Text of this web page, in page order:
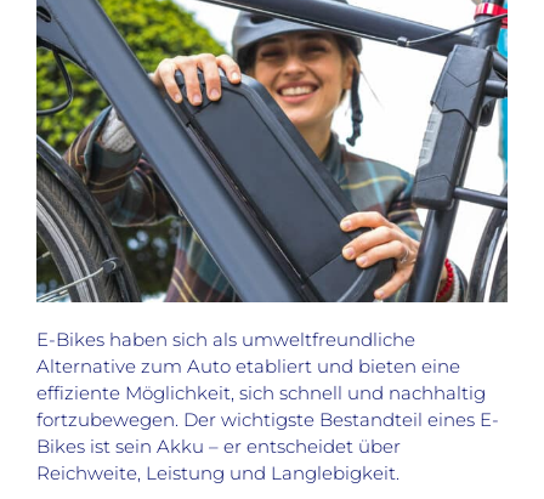
E-Bikes haben sich als umweltfreundliche
Alternative zum Auto etabliert und bieten eine
effiziente Möglichkeit, sich schnell und nachhaltig
fortzubewegen. Der wichtigste Bestandteil eines E-
Bikes ist sein Akku – er entscheidet über
Reichweite, Leistung und Langlebigkeit.